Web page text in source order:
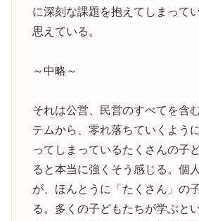
に深刻な課題を抱えてしまって
思えている。
～中略～
それは公営、民営のすべてを含
テムから、零れ落ちていくよう
ってしまっているたくさんの子
ると本当に強くそう感じる。個
が、ほんとうに「たくさん」の
る。多くの子どもたちが学ぶと